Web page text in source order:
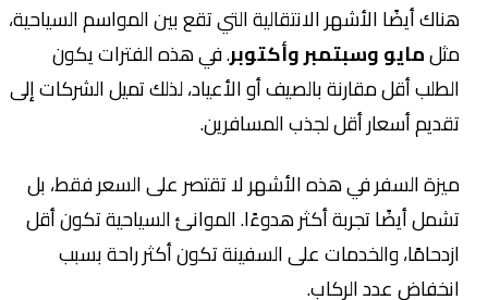
هناك أيضًا الأشهر الانتقالية التي تقع بين المواسم السياحية،
مثلمايو وسبتمبر وأكتوبر. في هذه الفترات يكون
الطلب أقل مقارنة بالصيف أو الأعياد، لذلك تميل الشركات إلى
تقديم أسعار أقل لجذب المسافرين.
ميزة السفر في هذه الأشهر لا تقتصر على السعر فقط، بل
تشمل أيضًا تجربة أكثر هدوءًا. الموانئ السياحية تكون أقل
ازدحامًا، والخدمات على السفينة تكون أكثر راحة بسبب
انخفاض عدد الركاب.